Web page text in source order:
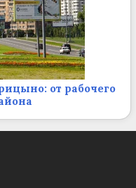
от рабочего